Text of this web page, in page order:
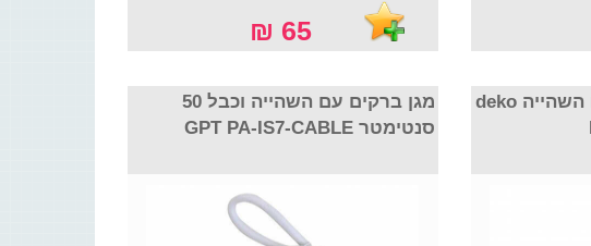
65 ₪
מגן ברקים עם השהייה וכבל 50
סנטימטר GPT PA-IS7-CABLE
מגן ברקים עשירייה עם השהייה deko